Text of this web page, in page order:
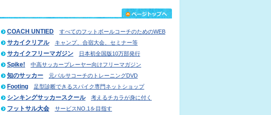
COACH UNTIED すべてのフットボールコーチのためのWEB
サカイクリアル キャンプ、合宿大会、セミナー等
サカイクフリーマガジン 日本初全国版10万部発行
Spike! 中高サッカープレーヤー向けフリーマガジン
知のサッカー 元バルサコーチのトレーニングDVD
Footing 足型診断できるスパイク専門ネットショップ
シンキングサッカースクール 考えるチカラが身に付く
フットサル大会 サービスNO.1を目指す